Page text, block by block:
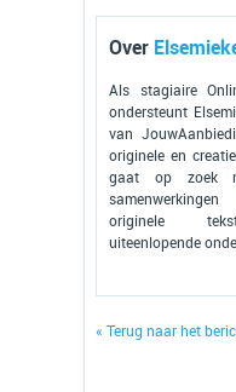
Over
Als stagiaire
ondersteunt
van
originele en
gaat op zoek
originele
uiteenlopende
« Terug naar het